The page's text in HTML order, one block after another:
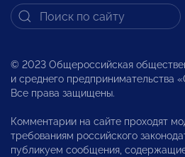
© 2023 Общероссийская
и среднего
Все права защищены.
Комментарии на сайте проходят
требованиям российского
публикуем сообщения,